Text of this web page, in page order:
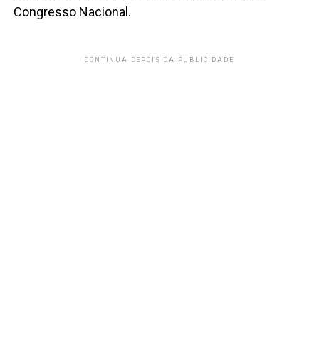
Congresso Nacional.
CONTINUA DEPOIS DA PUBLICIDADE